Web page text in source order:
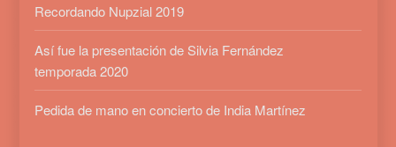
Recordando Nupzial 2019
Así fue la presentación de Silvia Fernández
temporada 2020
Pedida de mano en concierto de India Martínez